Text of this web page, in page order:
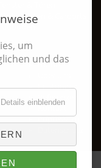
& Carports
Home
Leistungen
Referenzen
Kontakt
Impressum
um
und das
Details einblenden